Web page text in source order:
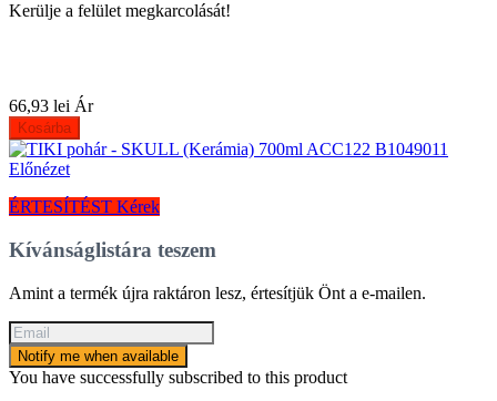
Kerülje a felület megkarcolását!
66,93 lei Ár
Kosárba
Előnézet
ÉRTESÍTÉST Kérek
Kívánságlistára teszem
Amint a termék újra raktáron lesz, értesítjük Önt a e-mailen.
Notify me when available
You have successfully subscribed to this product